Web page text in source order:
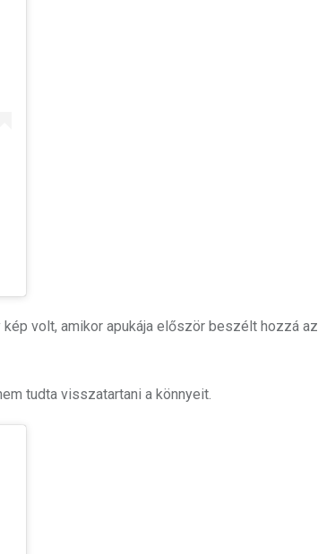
volt, amikor apukája először beszélt hozzá az
tudta visszatartani a könnyeit.